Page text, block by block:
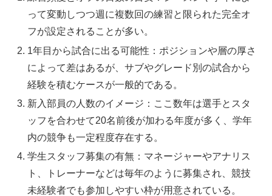
って変動しつつ週に複数回の練習と限られた完全オ
フが設定されることが多い。
1年目から試合に出る可能性：ポジションや層の厚さ
によって差はあるが、サブやグレード別の試合から
経験を積むケースが一般的である。
新入部員の人数のイメージ：ここ数年は選手とスタ
ッフを合わせて20名前後が加わる年度が多く、学年
内の競争も一定程度存在する。
学生スタッフ募集の有無：マネージャーやアナリス
ト、トレーナーなどは毎年のように募集され、競技
未経験者でも参加しやすい枠が用意されている。